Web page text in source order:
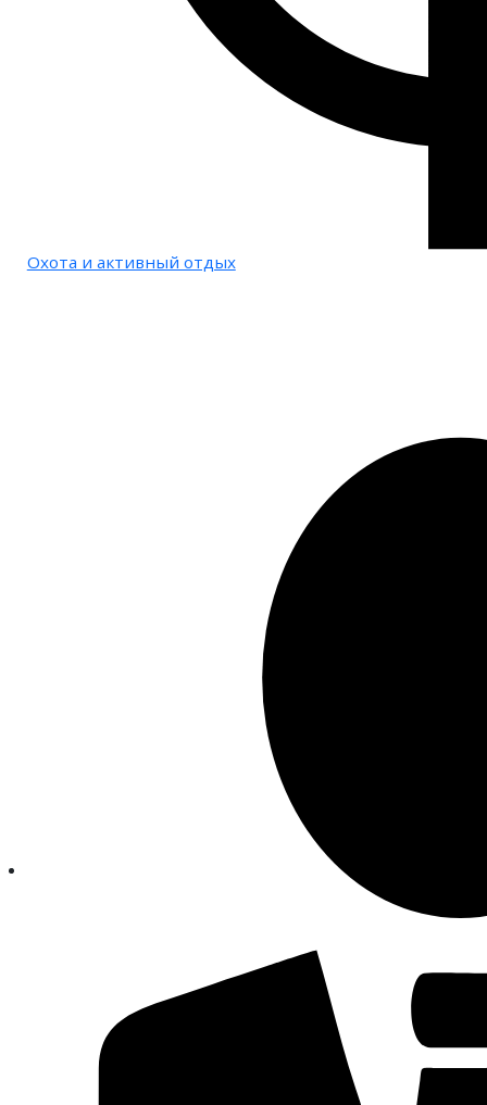
Охота и активный отдых